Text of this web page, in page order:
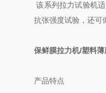
该系列拉力试验机
抗张强度试验，还可
保鲜膜拉力机/塑料
产品特点